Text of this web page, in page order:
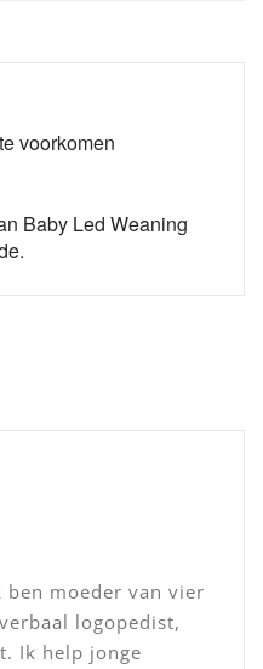
voorkomen
Baby Led Weaning
ben moeder van vier
logopedist,
Ik help jonge